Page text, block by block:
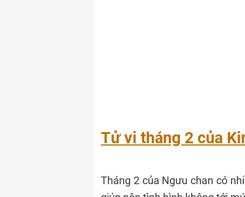
Tử vi tháng 2 của
Tháng 2 của Ngưu chan có